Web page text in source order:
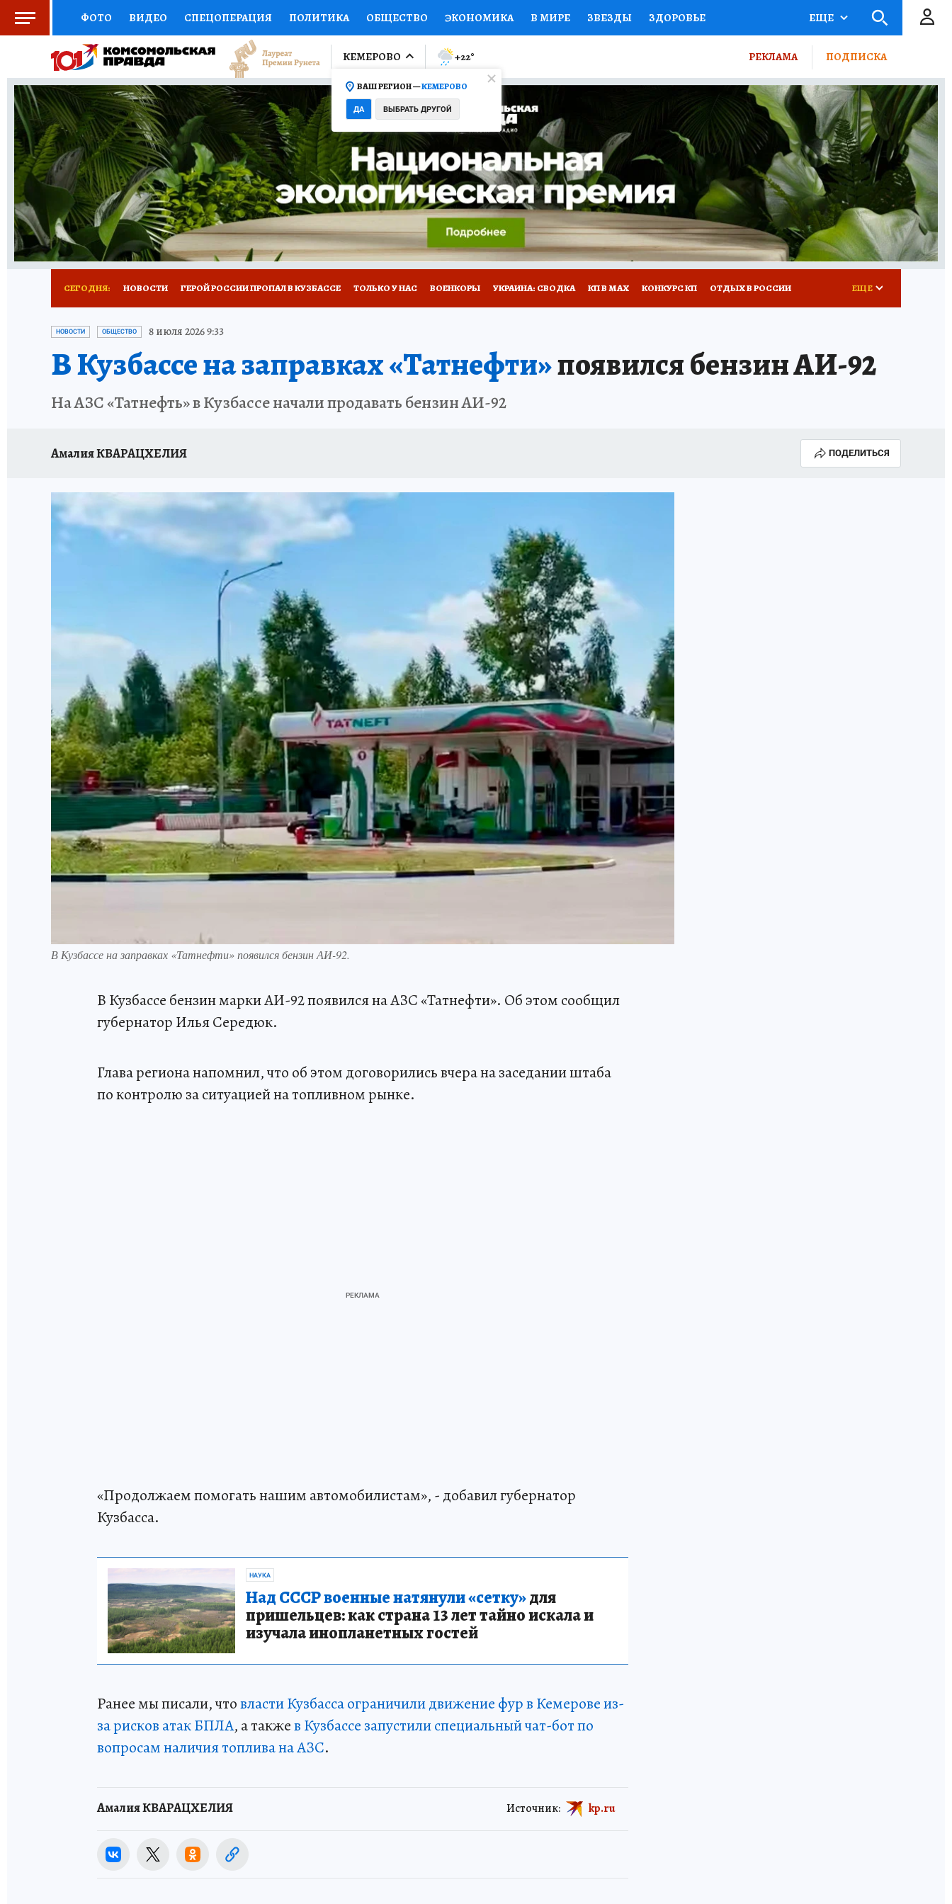
ФОТО ВИДЕО СПЕЦОПЕРАЦИЯ ПОЛИТИКА ОБЩЕСТВО ЭКОНОМИКА В МИРЕ ЗВЕЗДЫ ЗДОРОВЬЕ
СОЦПОДДЕРЖКА НАУКА СПОРТ КОЛУМНИСТЫ ПРОИСШЕСТВИЯ
ВЫБОР ЭКСПЕРТОВ ДОКТОР ФИНАНСЫ ОТКРЫВАЕМ МИР Я ЗНАЮ СЕМЬЯ ЖЕНСКИЕ СЕКРЕТЫ ПУТЕВОДИТЕЛЬ
КНИЖНАЯ ПОЛКА ПРОГНОЗЫ НА СПОРТ ПРОМОКОДЫ СЕРИАЛЫ СПЕЦПРОЕКТЫ ДЕФИЦИТ ЖЕЛЕЗА ТУРИЗМ
ПРЕСС-ЦЕНТР НЕДВИЖИМОСТЬ ТЕЛЕВИЗОР КОНКУРСЫ РАБОТА У НАС ГИД ПОТРЕБИТЕЛЯ ВСЕ О КП РАДИО КП
РЕКЛАМА ТЕСТЫ НОВОЕ НА САЙТЕ
ЕЩЕ
КЕМЕРОВО
ВАШ РЕГИОН —КЕМЕРОВО
ДА ВЫБРАТЬ ДРУГОЙ
+22° РЕКЛАМА ПОДПИСКА
СЕГОДНЯ: НОВОСТИ ГЕРОЙ РОССИИ ПРОПАЛ В КУЗБАССЕ ТОЛЬКО У НАС ВОЕНКОРЫ УКРАИНА: СВОДКА КП В МАХ КОНКУРС КП ОТДЫХ В РОССИИ
ЗАПОВЕДНАЯ РОССИЯ
ЕЩЕ
НОВОСТИ ОБЩЕСТВО 8 июля 2026 9:33
В Кузбассе на заправках «Татнефти»появился бензин АИ-92
На АЗС «Татнефть» в Кузбассе начали продавать бензин АИ-92
Амалия КВАРАЦХЕЛИЯ ПОДЕЛИТЬСЯ
В Кузбассе на заправках «Татнефти» появился бензин АИ-92.
В Кузбассе бензин марки АИ-92 появился на АЗС «Татнефти». Об этом сообщил
губернатор Илья Середюк.
Глава региона напомнил, что об этом договорились вчера на заседании штаба
по контролю за ситуацией на топливном рынке.
«Продолжаем помогать нашим автомобилистам», - добавил губернатор
Кузбасса.
НАУКА
Над СССР военные натянули «сетку»для
пришельцев: как страна 13 лет тайно искала и
изучала инопланетных гостей
Ранее мы писали, чтовласти Кузбасса ограничили движение фур в Кемерове из-
за рисков атак БПЛА, а такжев Кузбассе запустили специальный чат-бот по
вопросам наличия топлива на АЗС.
Амалия КВАРАЦХЕЛИЯ Источник: kp.ru